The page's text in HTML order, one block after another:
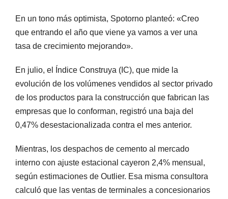
En un tono más optimista, Spotorno planteó: «Creo
que entrando el año que viene ya vamos a ver una
tasa de crecimiento mejorando».
En julio, el Índice Construya (IC), que mide la
evolución de los volúmenes vendidos al sector privado
de los productos para la construcción que fabrican las
empresas que lo conforman, registró una baja del
0,47% desestacionalizada contra el mes anterior.
Mientras, los despachos de cemento al mercado
interno con ajuste estacional cayeron 2,4% mensual,
según estimaciones de Outlier. Esa misma consultora
calculó que las ventas de terminales a concesionarios